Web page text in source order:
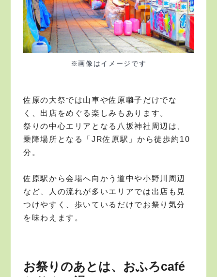
※画像はイメージです
佐原の大祭では山車や佐原囃子だけでな
く、出店をめぐる楽しみもあります。
祭りの中心エリアとなる八坂神社周辺は、
乗降場所となる「JR佐原駅」から徒歩約10
分。
佐原駅から会場へ向かう道中や小野川周辺
など、人の流れが多いエリアでは出店も見
つけやすく、歩いているだけでお祭り気分
を味わえます。
お祭りのあとは、おふろcafé